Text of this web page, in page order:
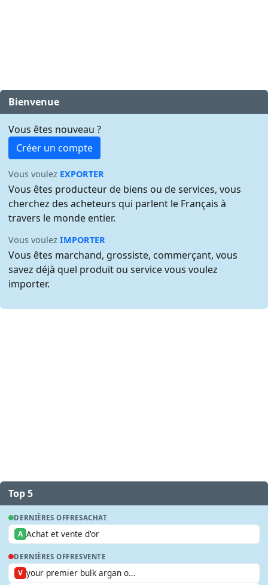
Bienvenue
Vous êtes nouveau ?
Créer un compte
Vous voulez EXPORTER
Vous êtes producteur de biens ou de services, vous
cherchez des acheteurs qui parlent le Français à
travers le monde entier.
Vous voulezIMPORTER
Vous êtes marchand, grossiste, commerçant, vous
savez déjà quel produit ou service vous voulez
importer.
Top 5
DERNIÈRES OFFRESACHAT
A Achat et vente d'or
DERNIÈRES OFFRESVENTE
V your premier bulk argan o...